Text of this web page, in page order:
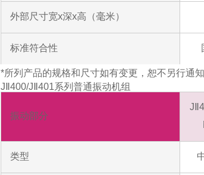
外部尺寸宽x深x高（毫米）
标准符合性
*所列产品的规格和尺寸如有变更，恕不另行通知
JⅡ400/JⅡ401系列普通振动机组
振动部分
类型